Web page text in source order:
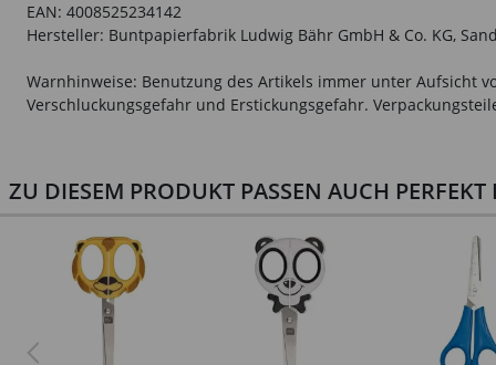
EAN: 4008525234142
Hersteller: Buntpapierfabrik Ludwig Bähr GmbH & Co. KG,
Warnhinweise: Benutzung des Artikels immer unter Aufsicht
Verschluckungsgefahr und Erstickungsgefahr.
ZU DIESEM PRODUKT PASSEN AUCH PERFEKT